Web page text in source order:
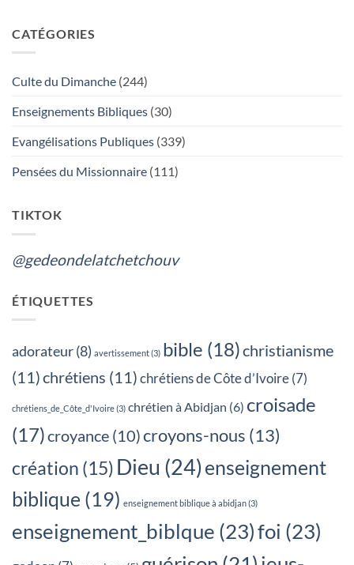
GÉDÉON
DE
L’ADORATION
DIEU
FUNERAILLES,
TON
CATÉGORIES
Culte du Dimanche (244)
Enseignements Bibliques (30)
Evangélisations Publiques (339)
Pensées du Missionnaire (111)
TIKTOK
@gedeondelatchetchouv
ÉTIQUETTES
adorateur(8) avertissement(3) bible (18)christianisme
(11)chrétiens (11)chrétiens de Côte d’Ivoire(7)
chrétiens_de_Côte_d'Ivoire(3) chrétien à Abidjan (6) croisade
(17)croyance (10)croyons-nous (13)
création (15) Dieu (24) enseignement
biblique (19) enseignement biblique à abidjan(3)
enseignement_biblque (23)foi (23)